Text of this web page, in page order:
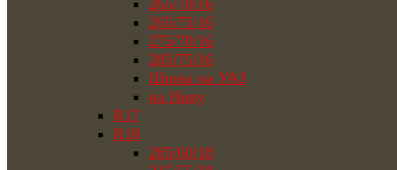
265/70/16
265/75/16
275/70/16
285/75/16
Шины на УАЗ
на Ниву
R17
R18
285/60/18